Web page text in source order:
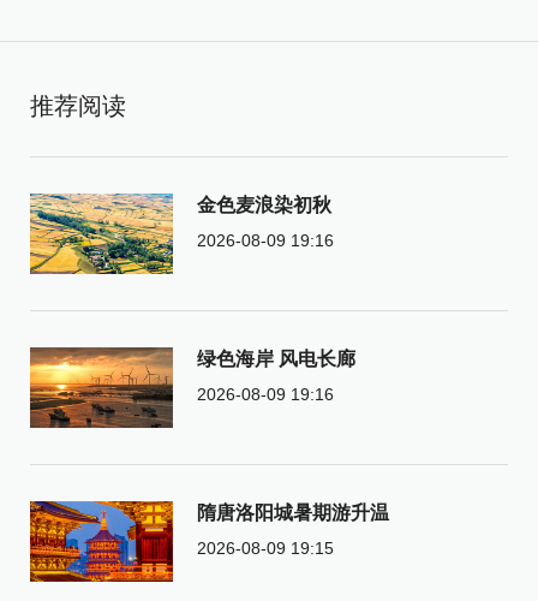
推荐阅读
金色麦浪染初秋
2026-08-09 19:16
绿色海岸 风电长廊
2026-08-09 19:16
隋唐洛阳城暑期游升温
2026-08-09 19:15